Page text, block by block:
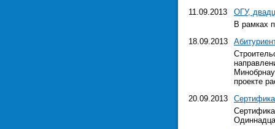
11.09.2013
ОГУ,
В рамках
18.09.2013
проекте
20.09.2013